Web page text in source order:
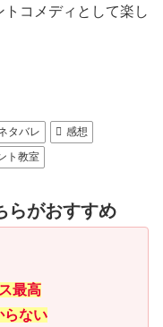
コメディとして楽し
タバレ
感想
ト教室
らがおすすめ
最高
らない